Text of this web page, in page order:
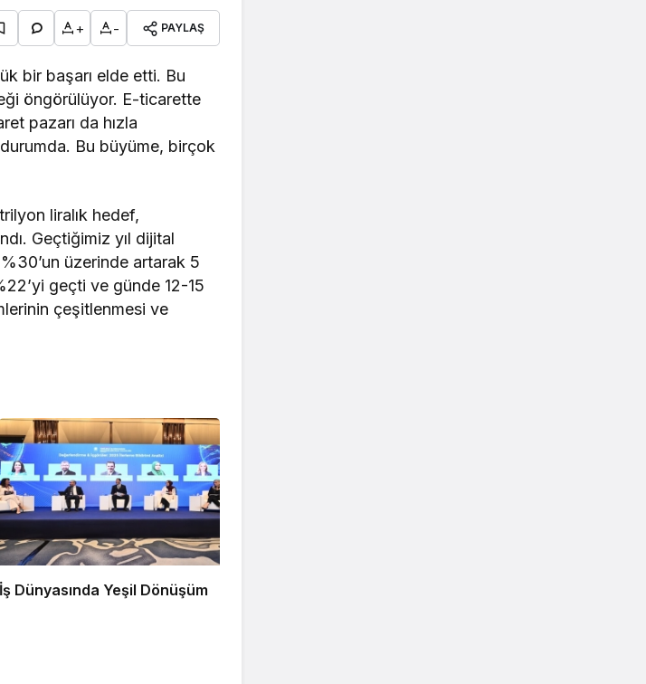
+ - PAYLAŞ
bir başarı elde etti. Bu
öngörülüyor. E-ticarette
pazarı da hızla
Bu büyüme, birçok
liralık hedef,
Geçtiğimiz yıl dijital
üzerinde artarak 5
geçti ve günde 12-15
çeşitlenmesi ve
İş Dünyasında Yeşil Dönüşüm